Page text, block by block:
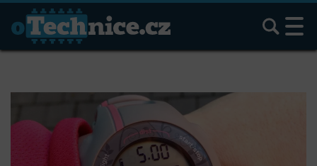
Hledat